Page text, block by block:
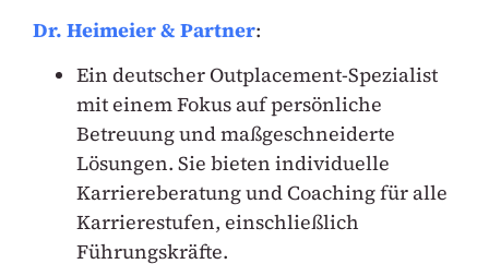
Dr. Heimeier & Partner:
Ein deutscher Outplacement-Spezialist
mit einem Fokus auf persönliche
Betreuung und maßgeschneiderte
Lösungen. Sie bieten individuelle
Karriereberatung und Coaching für alle
Karrierestufen, einschließlich
Führungskräfte.